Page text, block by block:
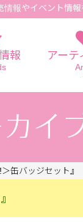
情報やイベント情
報 アーテ
缶バッジセット』